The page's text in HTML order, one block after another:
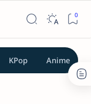
KPop Anime